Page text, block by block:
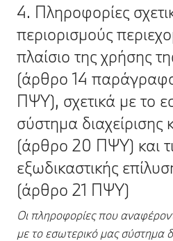
4. Πληροφορίες
περιορισμούς
πλαίσιο της χρήσης
(άρθρο 14
ΠΨΥ), σχετικά με το
σύστημα διαχείρισης
(άρθρο 20 ΠΨΥ) και
εξωδικαστικής
(άρθρο 21 ΠΨΥ)
Οι πληροφορίες που
με το εσωτερικό μας σύστημα